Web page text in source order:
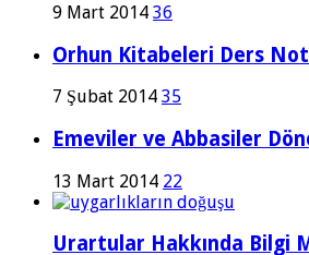
9 Mart 2014 36
Orhun Kitabeleri Ders
7 Şubat 2014 35
Emeviler ve Abbasiler
13 Mart 2014 22
Urartular Hakkında Bilgi